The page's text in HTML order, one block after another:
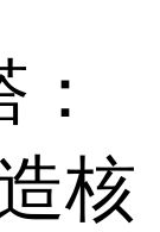
核